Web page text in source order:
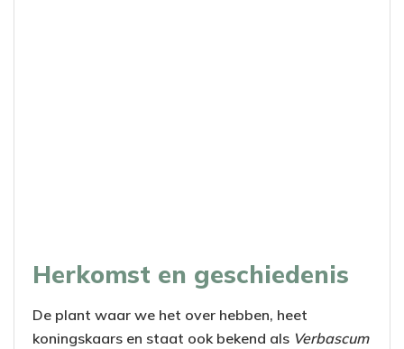
Herkomst en geschiedenis
De plant waar we het over hebben, heet
koningskaars en staat ook bekend als Verbascum